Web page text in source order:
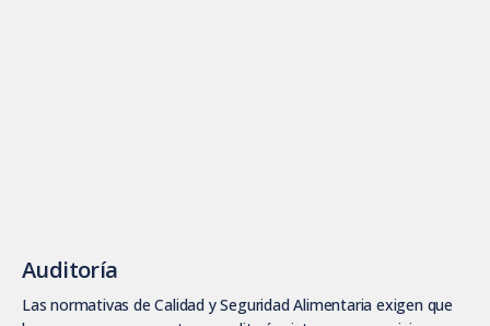
Auditoría
Las normativas de Calidad y Seguridad Alimentaria exigen que